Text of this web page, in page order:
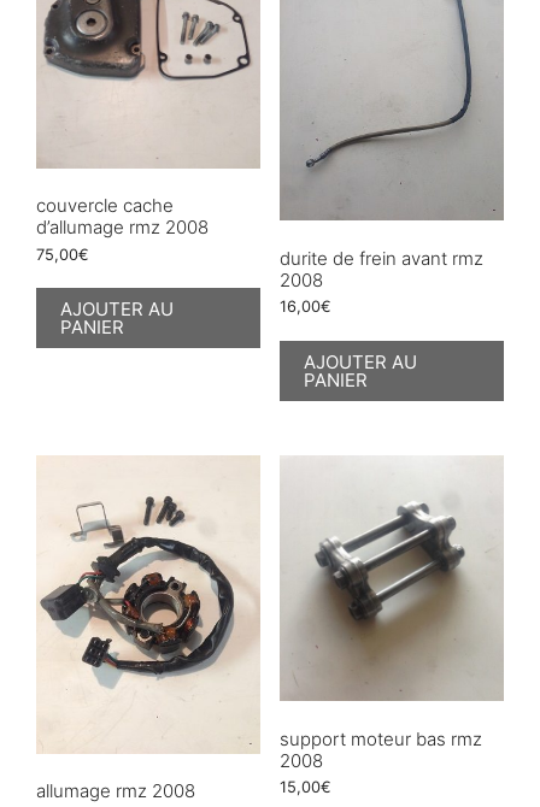
couvercle cache
d’allumage rmz 2008
75,00€
AJOUTER AU
PANIER
durite de frein avant rmz
2008
16,00€
AJOUTER AU
PANIER
allumage rmz 2008
support moteur bas rmz
2008
15,00€